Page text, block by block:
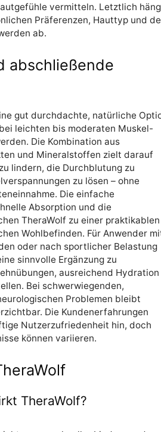
vermitteln. Letztlich
Präferenzen, Hauttyp und
ab.
abschließende
gut durchdachte, natürliche
leichten bis moderaten Muskel-
Die Kombination aus
und Mineralstoffen zielt darauf
lindern, die Durchblutung zu
zu lösen – ohne
Die einfache
Absorption und die
TheraWolf zu einer praktikablen
Wohlbefinden. Für Anwender
oder nach sportlicher Belastung
sinnvolle Ergänzung zu
ausreichend Hydration
Bei schwerwiegenden,
Problemen bleibt
Die Kundenerfahrungen
Nutzerzufriedenheit hin, doch
können variieren.
TheraWolf?